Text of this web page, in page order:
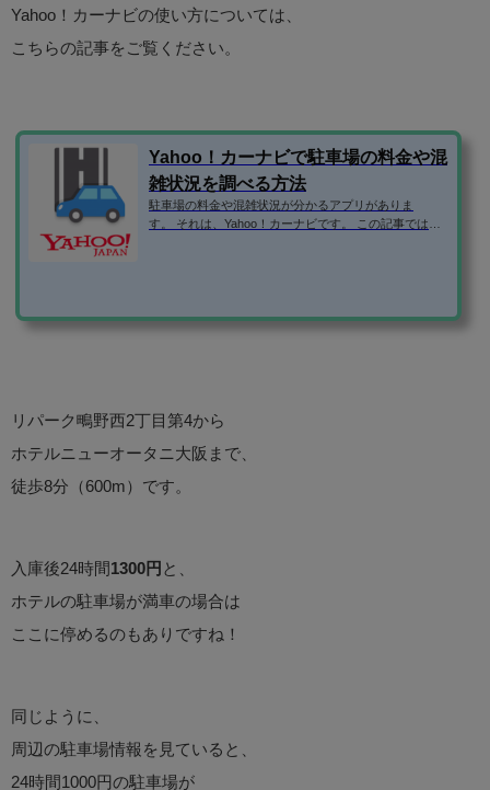
Yahoo！カーナビの使い方については、
こちらの記事をご覧ください。
Yahoo！カーナビで駐車場の料金や混
雑状況を調べる方法
駐車場の料金や混雑状況が分かるアプリがありま
す。 それは、Yahoo！カーナビです。 この記事では、Y
しない状態でアプリを起動すると、位置情報をオンに
リパーク鴫野西2丁目第4から
ホテルニューオータニ大阪まで、
徒歩8分（600m）です。
入庫後24時間 1300円 と、
ホテルの駐車場が満車の場合は
ここに停めるのもありですね！
同じように、
周辺の駐車場情報を見ていると、
24時間1000円の駐車場が